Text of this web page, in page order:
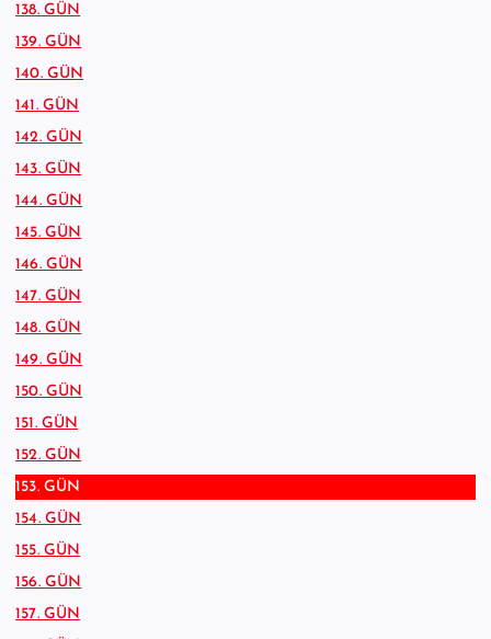
138. GÜN
139. GÜN
140. GÜN
141. GÜN
142. GÜN
143. GÜN
144. GÜN
145. GÜN
146. GÜN
147. GÜN
148. GÜN
149. GÜN
150. GÜN
151. GÜN
152. GÜN
153. GÜN
154. GÜN
155. GÜN
156. GÜN
157. GÜN